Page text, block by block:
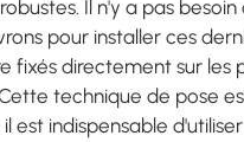
Il n'y a pas
pour installer ces
fixés directement sur les
technique de pose
est indispensable